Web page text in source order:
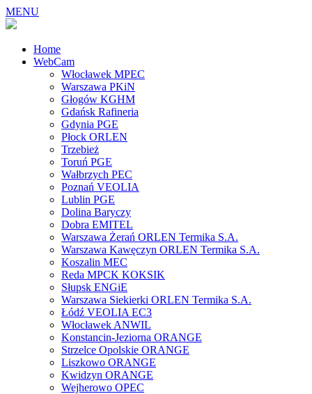
MENU
Home
WebCam
Włocławek MPEC
Warszawa PKiN
Głogów KGHM
Gdańsk Rafineria
Gdynia PGE
Płock ORLEN
Trzebież
Toruń PGE
Wałbrzych PEC
Poznań VEOLIA
Lublin PGE
Dolina Baryczy
Dobra EMITEL
Warszawa Żerań ORLEN Termika S.A.
Warszawa Kawęczyn ORLEN Termika S.A.
Koszalin MEC
Reda MPCK KOKSIK
Słupsk ENGiE
Warszawa Siekierki ORLEN Termika S.A.
Łódź VEOLIA EC3
Włocławek ANWIL
Konstancin-Jeziorna ORANGE
Strzelce Opolskie ORANGE
Liszkowo ORANGE
Kwidzyn ORANGE
Wejherowo OPEC